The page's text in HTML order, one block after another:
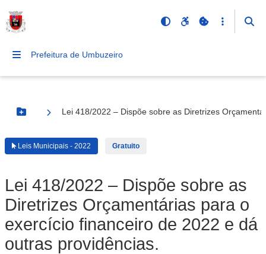
Prefeitura de Umbuzeiro
Botão Menu
Lei 418/2022 – Dispõe sobre as Diretrizes
Leis Municipais - 2022 Gratuito
Lei 418/2022 – Dispõe sobre as
Diretrizes Orçamentárias para o
exercício financeiro de 2022 e dá
outras providências.